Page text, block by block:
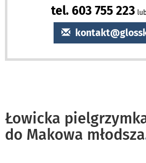
tel. 603 755 223
Łowicka
do Makowa młodsza